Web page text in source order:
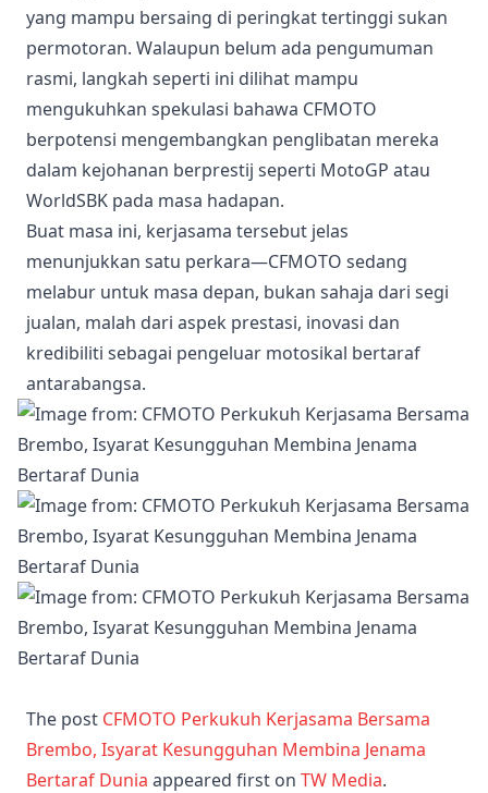
yang mampu bersaing di peringkat tertinggi sukan
permotoran. Walaupun belum ada pengumuman
rasmi, langkah seperti ini dilihat mampu
mengukuhkan spekulasi bahawa CFMOTO
berpotensi mengembangkan penglibatan mereka
dalam kejohanan berprestij seperti MotoGP atau
WorldSBK pada masa hadapan.
Buat masa ini, kerjasama tersebut jelas
menunjukkan satu perkara—CFMOTO sedang
melabur untuk masa depan, bukan sahaja dari segi
jualan, malah dari aspek prestasi, inovasi dan
kredibiliti sebagai pengeluar motosikal bertaraf
antarabangsa.
The post CFMOTO Perkukuh Kerjasama Bersama
Brembo, Isyarat Kesungguhan Membina Jenama
Bertaraf Dunia appeared first on TW Media.